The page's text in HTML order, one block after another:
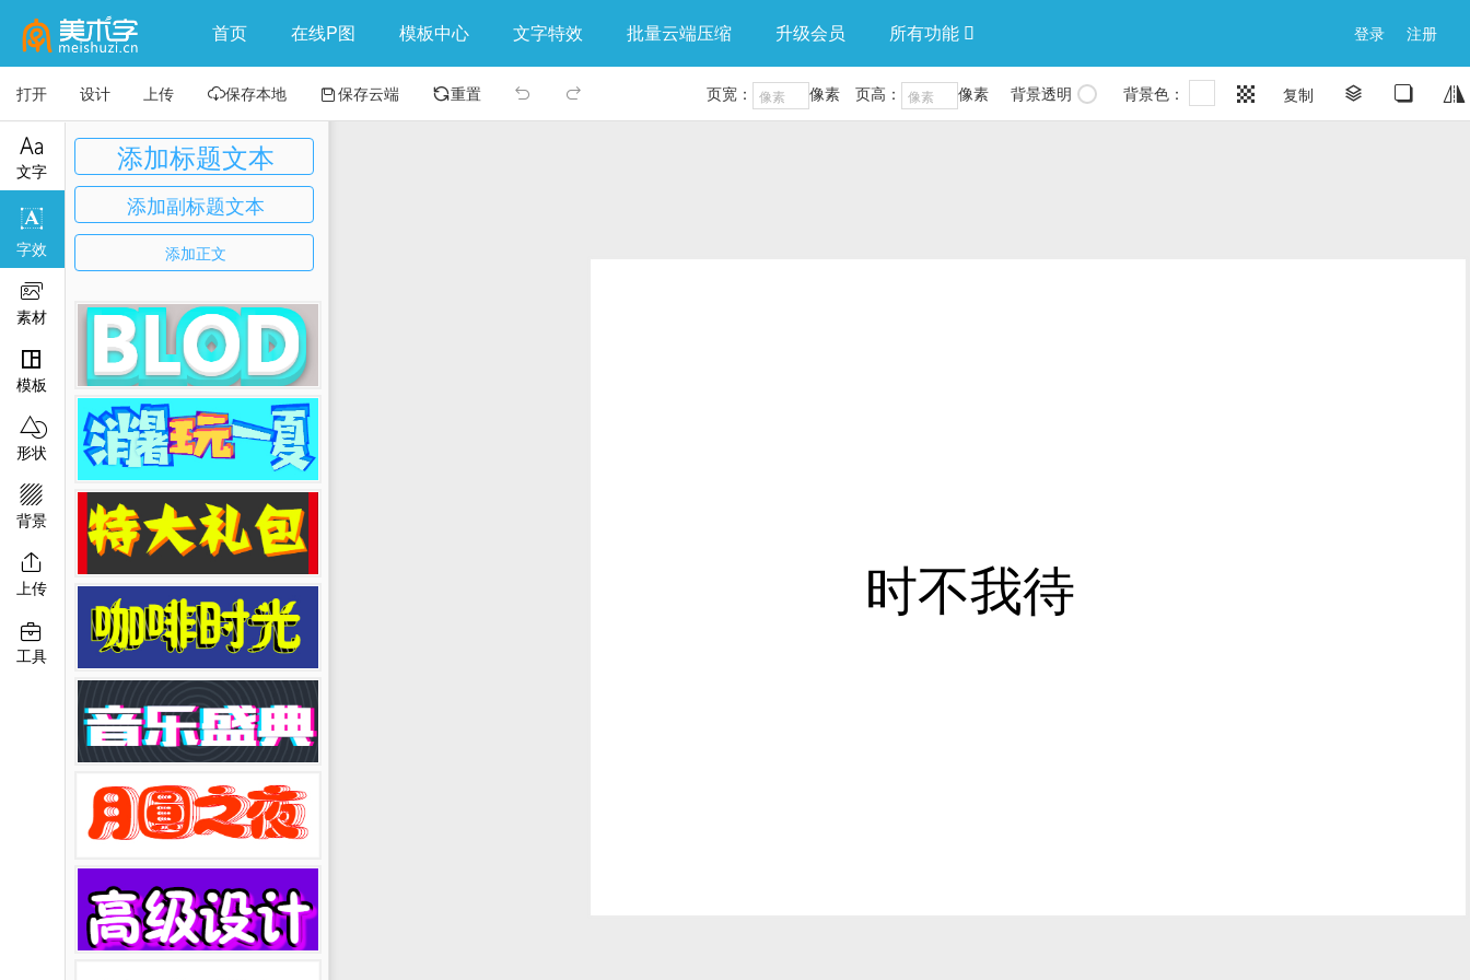
首页 在线P图 模板中心 文字特效 批量云端压缩 升级会员 所有功能  登录 注册
打开 设计 上传 保存本地 保存云端 重置   页宽： 像素 页高： 像素 背景透明 背景色：  复制   

文字

字效

素材

模板

形状

背景

上传

工具
添加标题文本
添加副标题文本
添加正文